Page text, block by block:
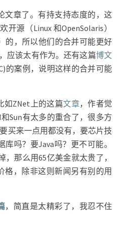
文章了。有持支持态度的，这
开源（Linux 和OpenSolaris）
的，所以他们的合并可能更好
应该太有作为。还有这篇博文
的案例，说明这样的合并可能
如ZNet上的这篇文章，作者觉
Sun有太多的重合了，很多方
买来一点用都没有，要芯片技
吗？要Java吗？更不可能。
，那么用65亿美金就太贵了，
格，除非这则新闻另有别的用
，简直是太精彩了，我忍不住